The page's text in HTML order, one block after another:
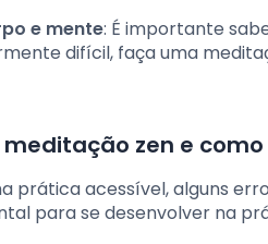
e mente: É importante
difícil, faça uma
zen e
prática acessível, alguns
para se desenvolver na